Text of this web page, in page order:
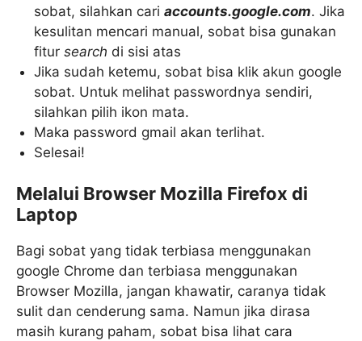
sobat, silahkan cariaccounts.google.com. Jika
kesulitan mencari manual, sobat bisa gunakan
fitursearch di sisi atas
Jika sudah ketemu, sobat bisa klik akun google
sobat. Untuk melihat passwordnya sendiri,
silahkan pilih ikon mata.
Maka password gmail akan terlihat.
Selesai!
Melalui Browser Mozilla Firefox di
Laptop
Bagi sobat yang tidak terbiasa menggunakan
google Chrome dan terbiasa menggunakan
Browser Mozilla, jangan khawatir, caranya tidak
sulit dan cenderung sama. Namun jika dirasa
masih kurang paham, sobat bisa lihat cara